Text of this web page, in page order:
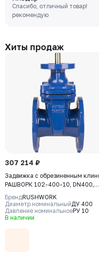
15 (GGG40), уплотнение -
EPDM, М/Ф, рукоятка
Спасибо, отличный товар!
рекомендую
Хиты продаж
307 214 ₽
Задвижка с обрезиненным
РАШВОРК 102-400-10, DN400,
PN10, корпус GGG50, клин -
уплотнение - EPDM, Ф/Ф,
голым штоком
БрендRUSHWORK
Диаметр номинальныйДУ 400
Давление номинальноеРУ 10
В наличии